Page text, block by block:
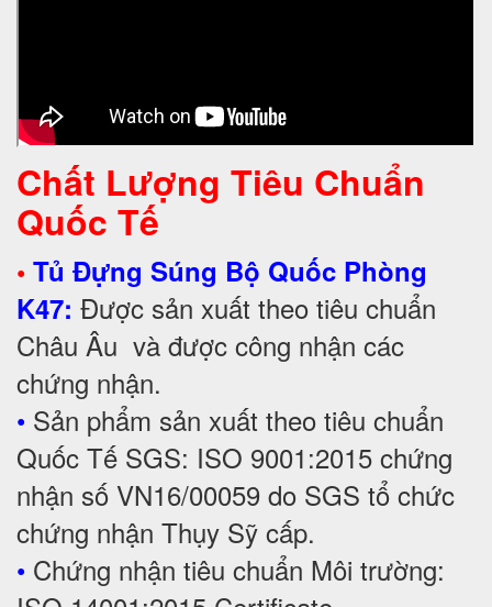
Chất Lượng Tiêu Chuẩn
Quốc Tế
• Tủ Đựng Súng Bộ Quốc Phòng
K47: Được sản xuất theo tiêu chuẩn
Châu Âu và được công nhận các
chứng nhận.
• Sản phẩm sản xuất theo tiêu chuẩn
Quốc Tế SGS: ISO 9001:2015 chứng
nhận số VN16/00059 do SGS tổ chức
chứng nhận Thụy Sỹ cấp.
• Chứng nhận tiêu chuẩn Môi trường: